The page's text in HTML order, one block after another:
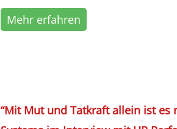
Mehr erfahren
“Mit Mut und Tatkraft allein ist es